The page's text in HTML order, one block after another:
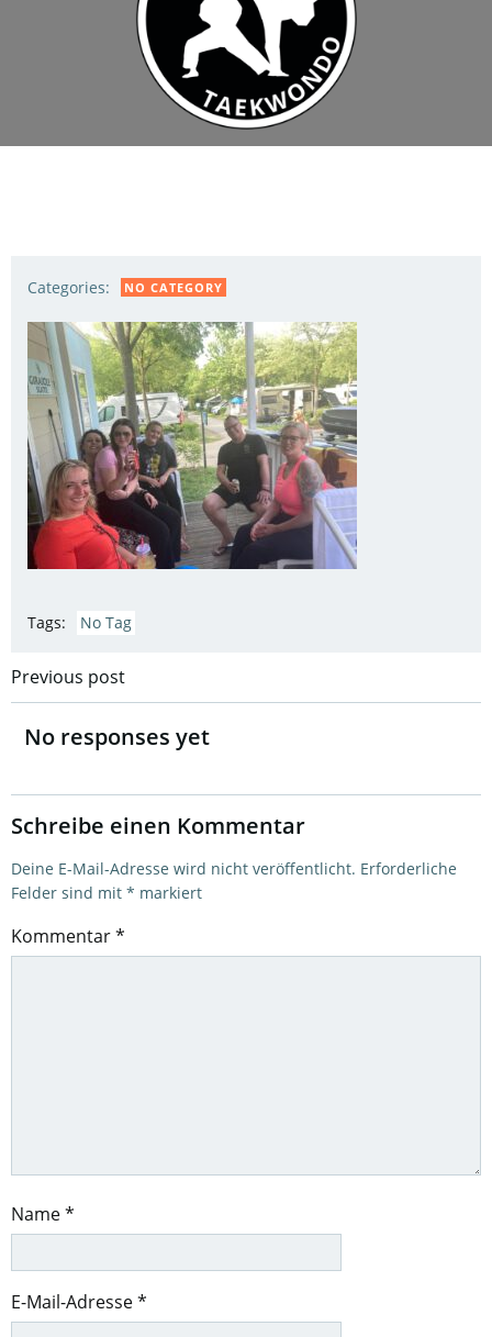
Categories: NO CATEGORY
Tags: No Tag
Post
navigation
Previous post
No responses yet
Schreibe einen Kommentar
Deine E-Mail-Adresse wird nicht veröffentlicht. Erforderliche
Felder sind mit * markiert
Kommentar*
Name*
E-Mail-Adresse*